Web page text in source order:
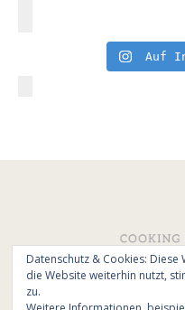
Auf
© All Rights
Datenschutz & Cookies:
die Website weiterhin nutzt,
zu.